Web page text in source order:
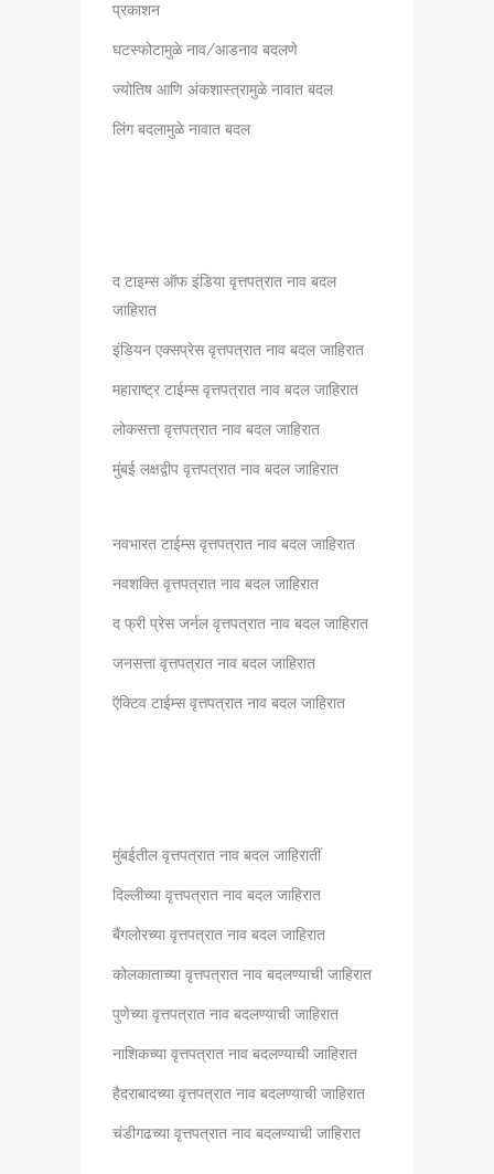
प्रकाशन
घटस्फोटामुळे नाव/आडनाव बदलणे
ज्योतिष आणि अंकशास्त्रामुळे नावात बदल
लिंग बदलामुळे नावात बदल
द टाइम्स ऑफ इंडिया वृत्तपत्रात नाव बदल
जाहिरात
इंडियन एक्सप्रेस वृत्तपत्रात नाव बदल जाहिरात
महाराष्ट्र टाईम्स वृत्तपत्रात नाव बदल जाहिरात
लोकसत्ता वृत्तपत्रात नाव बदल जाहिरात
मुंबई लक्षद्वीप वृत्तपत्रात नाव बदल जाहिरात
नवभारत टाईम्स वृत्तपत्रात नाव बदल जाहिरात
नवशक्ति वृत्तपत्रात नाव बदल जाहिरात
द फ्री प्रेस जर्नल वृत्तपत्रात नाव बदल जाहिरात
जनसत्ता वृत्तपत्रात नाव बदल जाहिरात
ऍक्टिव टाईम्स वृत्तपत्रात नाव बदल जाहिरात
मुंबईतील वृत्तपत्रात नाव बदल जाहिरातीं
दिल्लीच्या वृत्तपत्रात नाव बदल जाहिरात
बैंगलोरच्या वृत्तपत्रात नाव बदल जाहिरात
कोलकाताच्या वृत्तपत्रात नाव बदलण्याची जाहिरात
पुणेच्या वृत्तपत्रात नाव बदलण्याची जाहिरात
नाशिकच्या वृत्तपत्रात नाव बदलण्याची जाहिरात
हैदराबादच्या वृत्तपत्रात नाव बदलण्याची जाहिरात
चंडीगढच्या वृत्तपत्रात नाव बदलण्याची जाहिरात